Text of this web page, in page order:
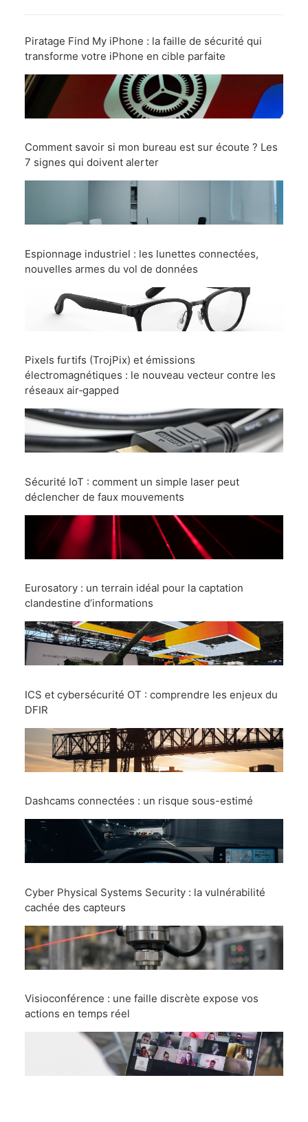
Piratage Find My iPhone : la faille de sécurité qui
transforme votre iPhone en cible parfaite
Comment savoir si mon bureau est sur écoute ? Les
7 signes qui doivent alerter
Espionnage industriel : les lunettes connectées,
nouvelles armes du vol de données
Pixels furtifs (TrojPix) et émissions
électromagnétiques : le nouveau vecteur contre les
réseaux air‑gapped
Sécurité IoT : comment un simple laser peut
déclencher de faux mouvements
Eurosatory : un terrain idéal pour la captation
clandestine d’informations
ICS et cybersécurité OT : comprendre les enjeux du
DFIR
Dashcams connectées : un risque sous-estimé
Cyber Physical Systems Security : la vulnérabilité
cachée des capteurs
Visioconférence : une faille discrète expose vos
actions en temps réel